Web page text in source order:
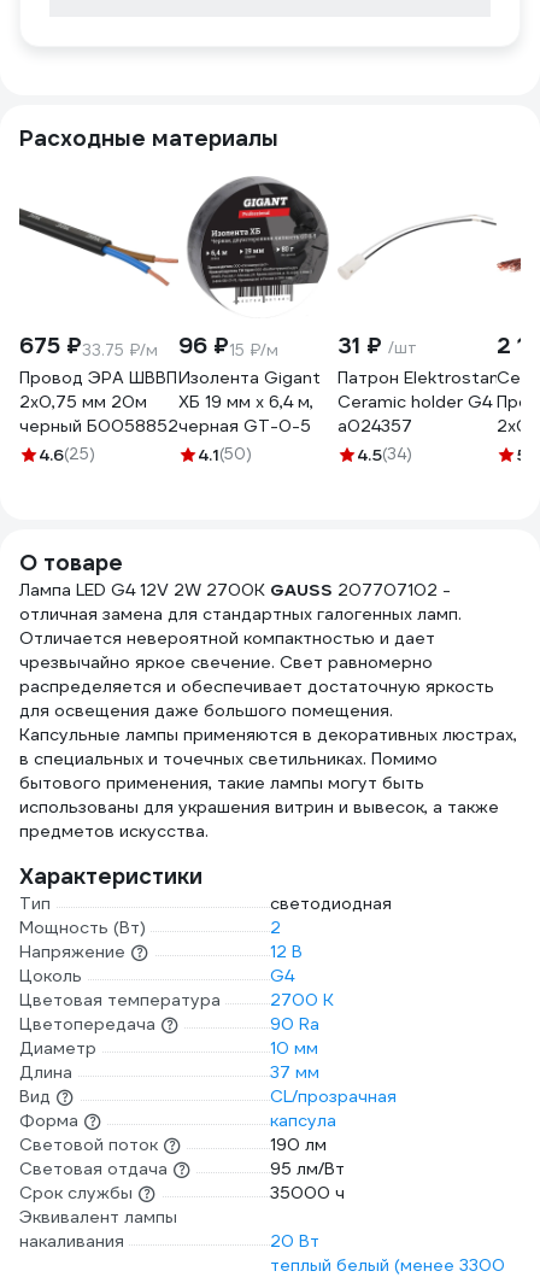
Расходные материалы
675 ₽33.75 ₽/м
Провод ЭРА ШВВП
2x0,75 мм 20м
черный Б0058852
4.6(25)
96 ₽15 ₽/м
Изолента Gigant
ХБ 19 мм х 6,4 м,
черная GT-0-5
4.1(50)
31 ₽ /шт
Патрон Elektrostandard
Ceramic holder G4
a024357
4.5(34)
2
505
О товаре
Лампа LED G4 12V 2W 2700K GAUSS 207707102 -
отличная замена для стандартных галогенных ламп.
Отличается невероятной компактностью и дает
чрезвычайно яркое свечение. Свет равномерно
распределяется и обеспечивает достаточную яркость
для освещения даже большого помещения.
Капсульные лампы применяются в декоративных люстрах,
в специальных и точечных светильниках. Помимо
бытового применения, такие лампы могут быть
использованы для украшения витрин и вывесок, а также
предметов искусства.
Характеристики
Тип
светодиодная
Мощность (Вт)
2
Напряжение
12 В
Цоколь
G4
Цветовая температура
2700 К
Цветопередача
90 Ra
Диаметр
10 мм
Длина
37 мм
Вид
CL/прозрачная
Форма
капсула
Световой поток
190 лм
Световая отдача
95 лм/Вт
Срок службы
35000 ч
Эквивалент лампы
накаливания
20 Вт
теплый белый (менее 3300